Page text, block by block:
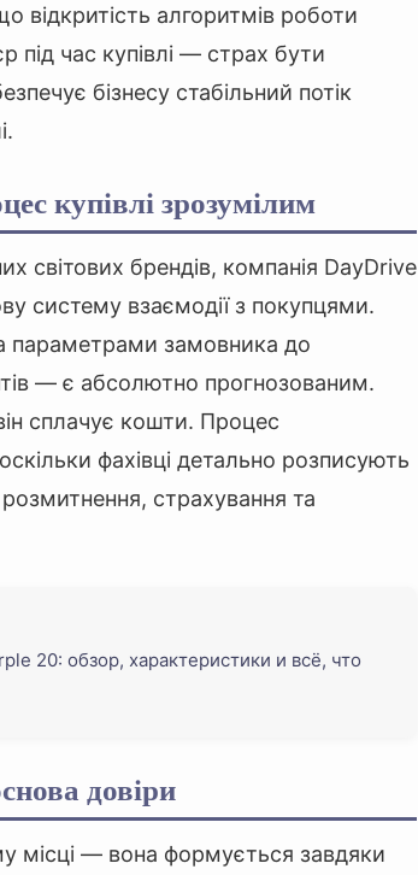
відкритість алгоритмів роботи
під час купівлі — страх бути
бізнесу стабільний потік
купівлі зрозумілим
світових брендів, компанія DayDrive
систему взаємодії з покупцями.
параметрами замовника до
— є абсолютно прогнозованим.
сплачує кошти. Процес
фахівці детально розписують
страхування та
20: обзор, характеристики и всё, что
довіри
місці — вона формується завдяки